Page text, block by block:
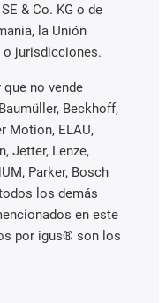
& Co. KG o de
la Unión
o jurisdicciones.
que no vende
Beckhoff,
Motion, ELAU,
Jetter, Lenze,
Parker, Bosch
los demás
en este
por igus® son los